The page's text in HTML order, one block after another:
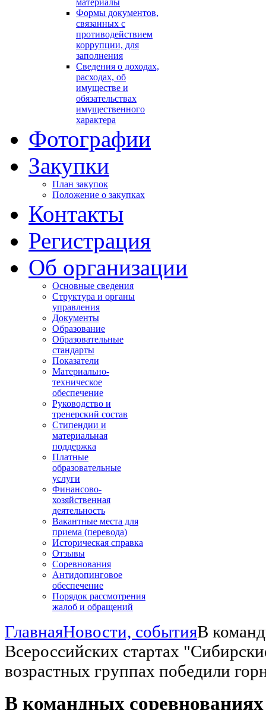
материалы
Формы документов,
связанных с
противодействием
коррупции, для
заполнения
Сведения о доходах,
расходах, об
имуществе и
обязательствах
имущественного
характера
Фотографии
Закупки
План закупок
Положение о закупках
Контакты
Регистрация
Об организации
Основные сведения
Структура и органы
управления
Документы
Образование
Образовательные
стандарты
Показатели
Материально-
техническое
обеспечение
Руководство и
тренерский состав
Стипендии и
материальная
поддержка
Платные
образовательные
услуги
Финансово-
хозяйственная
деятельность
Вакантные места для
приема (перевода)
Историческая справка
Отзывы
Соревнования
Антидопинговое
обеспечение
Порядок рассмотрения
жалоб и обращений
ГлавнаяНовости, событияВ
Всероссийских стартах
возрастных группах победили
В командных